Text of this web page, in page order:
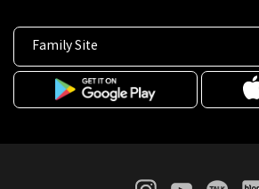
Family Site